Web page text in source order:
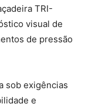
TRI-
visual de
de pressão
sob exigências
e